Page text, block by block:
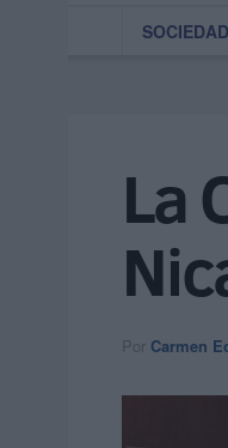
SOCIEDAD
La
Por Carmen